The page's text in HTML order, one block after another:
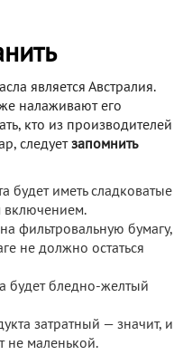
является Австралия.
налаживают его
кто из производителей
следует запомнить
будет иметь сладковатые
включением.
фильтровальную бумагу,
не должно остаться
будет бледно-желтый
затратный — значит, и
не маленькой.